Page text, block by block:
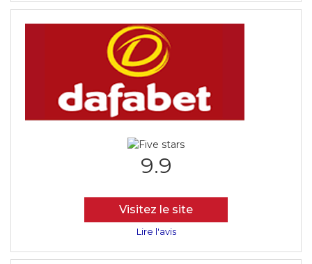
9.9
Visitez le site
Lire l'avis